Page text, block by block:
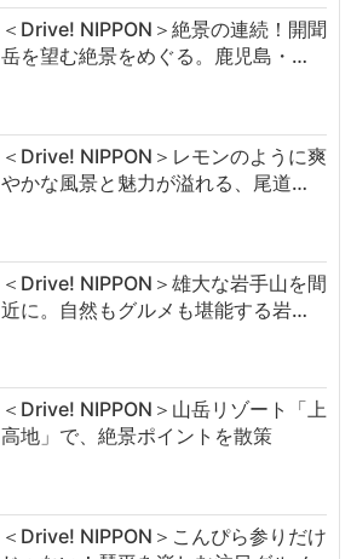
＜Drive! NIPPON＞絶景の連続！開聞
岳を望む絶景をめぐる。鹿児島・…
＜Drive! NIPPON＞レモンのように爽
やかな風景と魅力が溢れる、尾道…
＜Drive! NIPPON＞雄大な岩手山を間
近に。自然もグルメも堪能する岩…
＜Drive! NIPPON＞山岳リゾート「上
高地」で、絶景ポイントを散策
＜Drive! NIPPON＞こんぴら参りだけ